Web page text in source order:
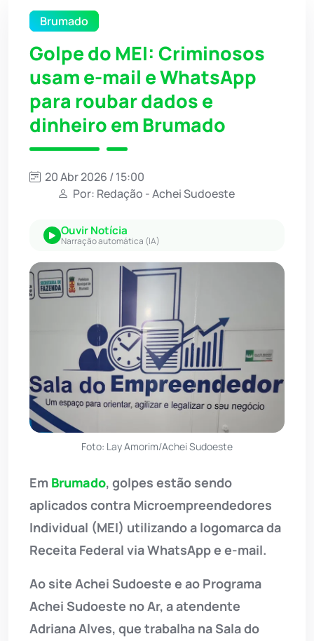
Brumado
Golpe do MEI: Criminosos
usam e-mail e WhatsApp
para roubar dados e
dinheiro em Brumado
20 Abr 2026 / 15:00
Por: Redação - Achei Sudoeste
Ouvir Notícia
Narração automática (IA)
Foto: Lay Amorim/Achei Sudoeste
Em Brumado, golpes estão sendo
aplicados contra Microempreendedores
Individual (MEI) utilizando a logomarca da
Receita Federal via WhatsApp e e-mail.
Ao site Achei Sudoeste e ao Programa
Achei Sudoeste no Ar, a atendente
Adriana Alves, que trabalha na Sala do